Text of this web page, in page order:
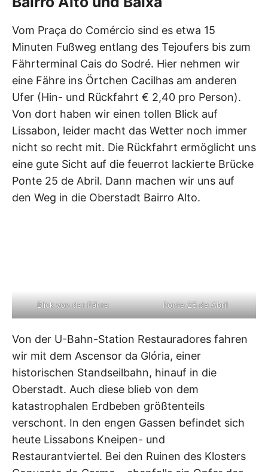
Vom Praça do Comércio sind es etwa 15
Minuten Fußweg entlang des Tejoufers bis zum
Fährterminal Cais do Sodré. Hier nehmen wir
eine Fähre ins Örtchen Cacilhas am anderen
Ufer (Hin- und Rückfahrt € 2,40 pro Person).
Von dort haben wir einen tollen Blick auf
Lissabon, leider macht das Wetter noch immer
nicht so recht mit. Die Rückfahrt ermöglicht uns
eine gute Sicht auf die feuerrot lackierte Brücke
Ponte 25 de Abril. Dann machen wir uns auf
den Weg in die Oberstadt Bairro Alto.
Blick von der Fähre Ponte 25 de Abril
Von der U-Bahn-Station Restauradores fahren
wir mit dem Ascensor da Glória, einer
historischen Standseilbahn, hinauf in die
Oberstadt. Auch diese blieb von dem
katastrophalen Erdbeben größtenteils
verschont. In den engen Gassen befindet sich
heute Lissabons Kneipen- und
Restaurantviertel. Bei den Ruinen des Klosters